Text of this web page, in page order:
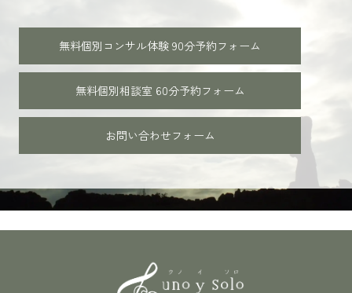
無料個別コンサル体験 90分予約フォーム
無料個別相談室 60分予約フォーム
お問い合わせフォーム